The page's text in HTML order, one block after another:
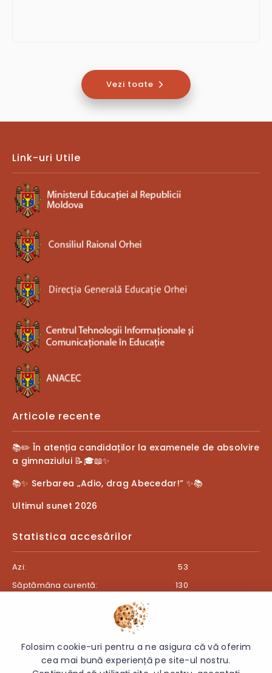
Vezi toate
Link-uri Utile
Articole recente
📚✏️ În atenția candidaților la examenele de absolvire
a gimnaziului 📝🎓📖✨
📚✨ Serbarea „Adio, drag Abecedar!” ✨📚
Ultimul sunet 2026
Statistica accesărilor
Azi:
53
Săptămâna curentă:
130
Folosim cookie-uri pentru a ne asigura că vă oferim
cea mai bună experiență pe site-ul nostru.